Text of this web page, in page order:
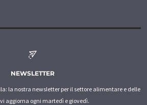
NEWSLETTER
la nostra newsletter per il settore alimentare e delle
aggiorna ogni martedì e giovedì.